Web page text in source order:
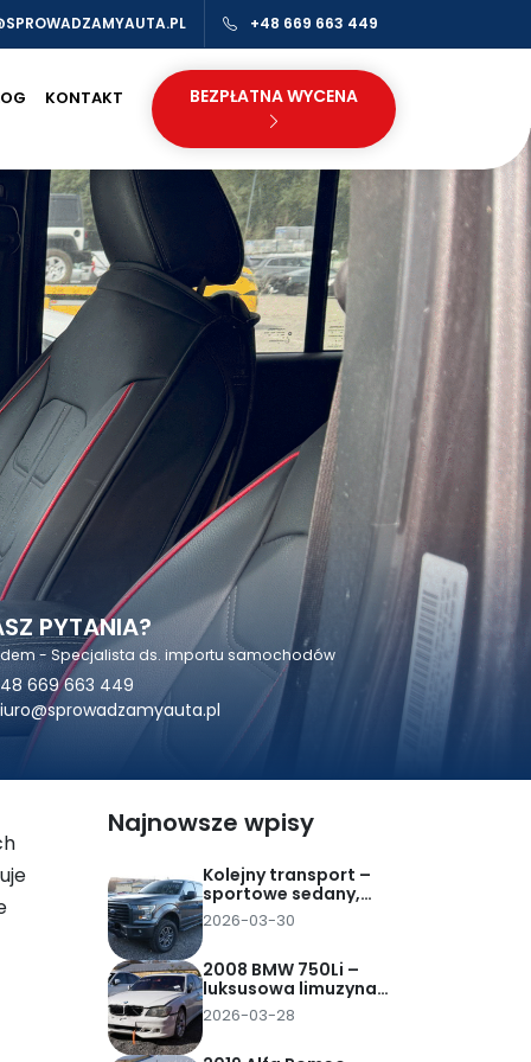
+48 669 663 449
KONTAKT BEZPŁATNA WYCENA
PYTANIA?
- Specjalista ds. importu samochodów
669 663 449
Najnowsze wpisy
Kolejny transport –
sportowe sedany,
mocny pickup i
rodzinne SUV-y z USA
2026-03-30
2008 BMW 750Li –
luksusowa limuzyna
sprowadzona z
Dubaju za 25 tys. zł
2026-03-28